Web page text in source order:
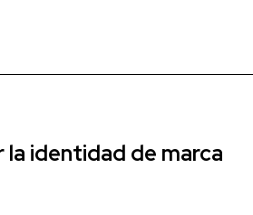
identidad de marca